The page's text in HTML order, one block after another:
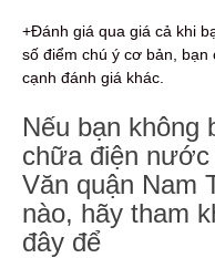
+Đánh giá qua giá cả khi
số điểm chú ý cơ bản,
cạnh đánh giá khác.
Nếu bạn không
chữa điện
Văn quận Nam
nào, hãy tham
đây để